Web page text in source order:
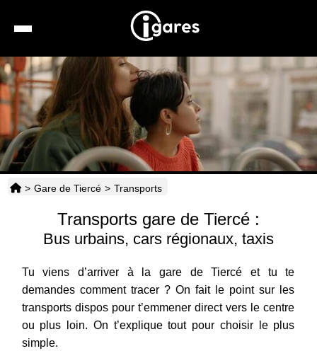
Recherche
Location de voiture
Hôtels
Taxis
Horaires
> Gare de Tiercé > Transports
Transports gare de Tiercé :
Bus urbains, cars régionaux, taxis
Tu viens d’arriver à la gare de Tiercé et tu te
demandes comment tracer ? On fait le point sur les
transports dispos pour t’emmener direct vers le centre
ou plus loin. On t’explique tout pour choisir le plus
simple.